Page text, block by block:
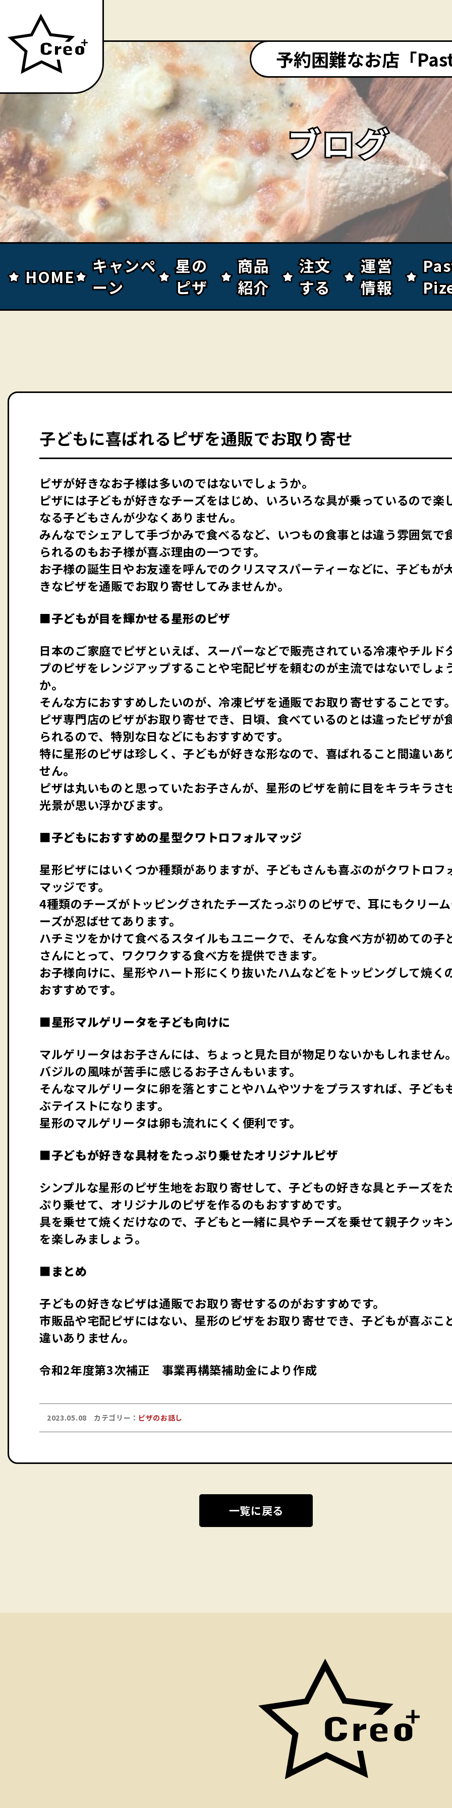
予約困難なお店「
ブログ
ブログ
HOME
HOME
キャンペ
ーン
キャンペ
ーン
星の
ピザ
星の
ピザ
商品
紹介
商品
紹介
注文
する
注文
する
運営
情報
運営
情報
子どもに喜ばれるピザを通販でお取り寄せ
ピザが好きなお子様は多いのではないでしょうか。
ピザには子どもが好きなチーズをはじめ、いろいろな具が乗っているので楽
なる子どもさんが少なくありません。
みんなでシェアして手づかみで食べるなど、いつもの食事とは違う雰囲気で
られるのもお子様が喜ぶ理由の一つです。
お子様の誕生日やお友達を呼んでのクリスマスパーティーなどに、子どもが
きなピザを通販でお取り寄せしてみませんか。
■子どもが目を輝かせる星形のピザ
日本のご家庭でピザといえば、スーパーなどで販売されている冷凍やチルド
プのピザをレンジアップすることや宅配ピザを頼むのが主流ではないでしょ
か。
そんな方におすすめしたいのが、冷凍ピザを通販でお取り寄せすることです。
ピザ専門店のピザがお取り寄せでき、日頃、食べているのとは違ったピザが
られるので、特別な日などにもおすすめです。
特に星形のピザは珍しく、子どもが好きな形なので、喜ばれること間違いあ
せん。
ピザは丸いものと思っていたお子さんが、星形のピザを前に目をキラキラさ
光景が思い浮かびます。
■子どもにおすすめの星型クワトロフォルマッジ
星形ピザにはいくつか種類がありますが、子どもさんも喜ぶのがクワトロフ
マッジです。
4種類のチーズがトッピングされたチーズたっぷりのピザで、耳にもクリー
ーズが忍ばせてあります。
ハチミツをかけて食べるスタイルもユニークで、そんな食べ方が初めての子
さんにとって、ワクワクする食べ方を提供できます。
お子様向けに、星形やハート形にくり抜いたハムなどをトッピングして焼く
おすすめです。
■星形マルゲリータを子ども向けに
マルゲリータはお子さんには、ちょっと見た目が物足りないかもしれません。
バジルの風味が苦手に感じるお子さんもいます。
そんなマルゲリータに卵を落とすことやハムやツナをプラスすれば、子ども
ぶテイストになります。
星形のマルゲリータは卵も流れにくく便利です。
■子どもが好きな具材をたっぷり乗せたオリジナルピザ
シンプルな星形のピザ生地をお取り寄せして、子どもの好きな具とチーズを
ぷり乗せて、オリジナルのピザを作るのもおすすめです。
具を乗せて焼くだけなので、子どもと一緒に具やチーズを乗せて親子クッキ
を楽しみましょう。
■まとめ
子どもの好きなピザは通販でお取り寄せするのがおすすめです。
市販品や宅配ピザにはない、星形のピザをお取り寄せでき、子どもが喜ぶこ
違いありません。
令和2年度第3次補正 事業再構築補助金により作成
2023.05.08 カテゴリー： ピザのお話し
一覧に戻る